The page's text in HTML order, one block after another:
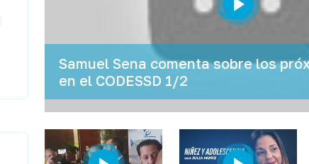
Samuel Sena comenta sobre los
en el CODESSD 1/2